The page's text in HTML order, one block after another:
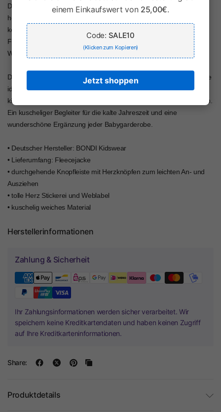
Dank der vielseitigen Farbgebung lässt sich die BONDI Fleecejacke
hervorragend zu Jeans, Leggings, Kleidern oder Trachtenmode
kombinieren. Ob für den Kindergarten, einen Spaziergang,
Familienfeiern oder das Oktoberfest – diese Jacke bietet Komfort,
Wärme und einen unverwechselbaren Look.
Die BONDI Baby Mädchen Fleecejacke „Freches Madl“ 86851 ist die
ideale Wahl für Eltern, die Wert auf hochwertige Materialien,
kindgerechten Komfort und ein besonders charmantes Design legen.
Ein kuscheliger Begleiter für die kalte Jahreszeit und eine
wunderschöne Ergänzung jeder Babygarderobe.
• Deutscher Hersteller: BONDI Kidswear
• Lieferumfang: Fleecejacke
• durchgehende Knopfleiste mit Herzknöpfen zum leichten An- und
Ausziehen
• tolle Herz Stickerei und Weblabel
• kuschelig weiches Material
Herstellerinformationen
Zahlung & Sicherheit
Ihr Zahlungsinformationen werden sicher verarbeitet. Wir
speichern keine Kreditkartendaten und haben keinen Zugriff
auf Ihre Kreditkarteninformationen.
Share:
Produktdetails
einem Einkaufswert von 25,00€.
Code: SALE10
(Klicken zum Kopieren)
Jetzt shoppen